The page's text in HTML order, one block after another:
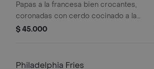
Papas a la francesa bien crocantes,
coronadas con cerdo cocinado a la
llanera, alioli casero, mostaza suave,
de sabor rústico con calle. ¡cerdo,
$ 45.000
Philadelphia Fries